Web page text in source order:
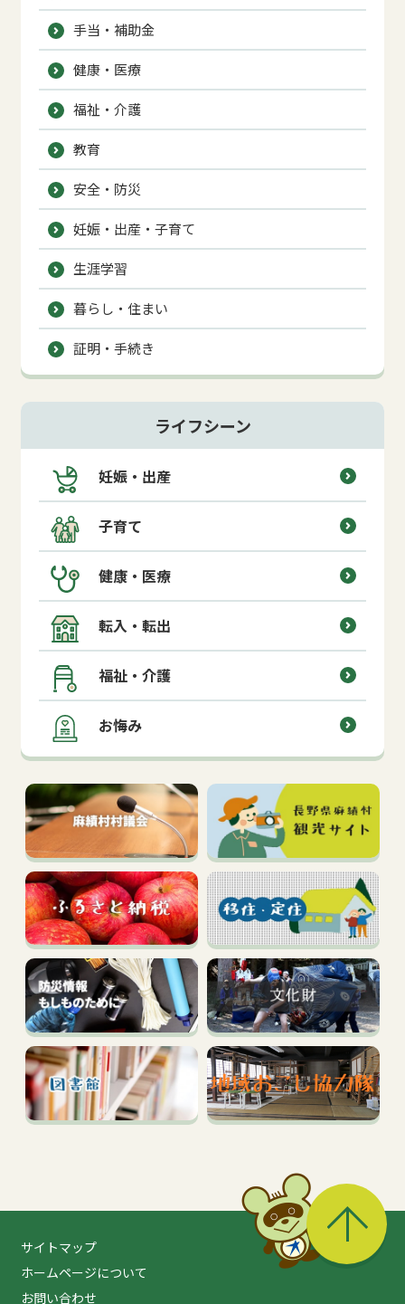
手当・補助金
健康・医療
福祉・介護
教育
安全・防災
妊娠・出産・子育て
生涯学習
暮らし・住まい
証明・手続き
ライフシーン
妊娠・出産
子育て
健康・医療
転入・転出
福祉・介護
お悔み
サイトマップ
ホームページについて
お問い合わせ